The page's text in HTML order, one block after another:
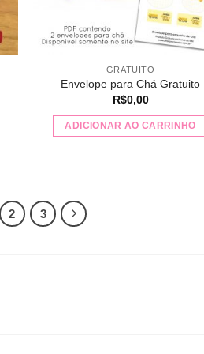
GRATUITO
Envelope para Chá Gratuito
R$0,00
ADICIONAR AO CARRINHO
2 3